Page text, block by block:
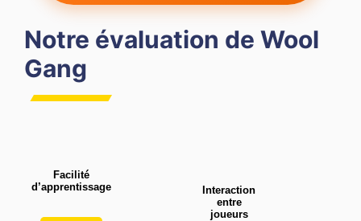
Notre évaluation de Wool
Gang
Facilité
d’apprentissage
Interaction
entre
joueurs